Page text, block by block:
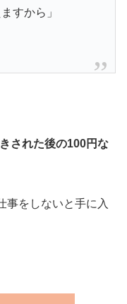
すから」
された後の100円な
事をしないと手に入